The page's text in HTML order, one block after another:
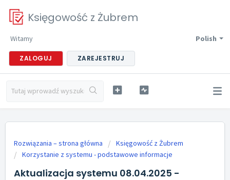
Księgowość z Żubrem
Polish
Witamy
ZALOGUJ ZAREJESTRUJ
Rozwiązania – strona główna
Księgowość z Żubrem
Korzystanie z systemu - podstawowe informacje
Aktualizacja systemu 08.04.2025 -